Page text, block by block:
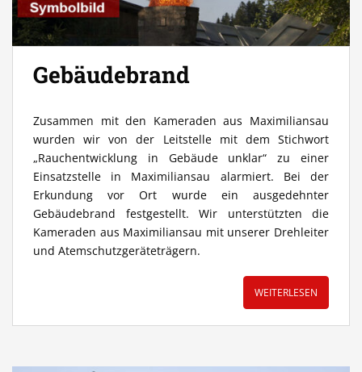
Gebäudebrand
Zusammen mit den Kameraden aus Maximiliansau
wurden wir von der Leitstelle mit dem Stichwort
„Rauchentwicklung in Gebäude unklar“ zu einer
Einsatzstelle in Maximiliansau alarmiert. Bei der
Erkundung vor Ort wurde ein ausgedehnter
Gebäudebrand festgestellt. Wir unterstützten die
Kameraden aus Maximiliansau mit unserer Drehleiter
und Atemschutzgeräteträgern.
WEITERLESEN